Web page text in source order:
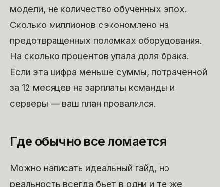
модели, не количество обученных эпох.
Сколько миллионов сэкономлено на
предотвращенных поломках оборудования.
На сколько процентов упала доля брака.
Если эта цифра меньше суммы, потраченной
за 12 месяцев на зарплаты команды и
серверы — ваш план провалился.
Где обычно все ломается
Можно написать идеальный гайд, но
реальность всегда бьет в одни и те же